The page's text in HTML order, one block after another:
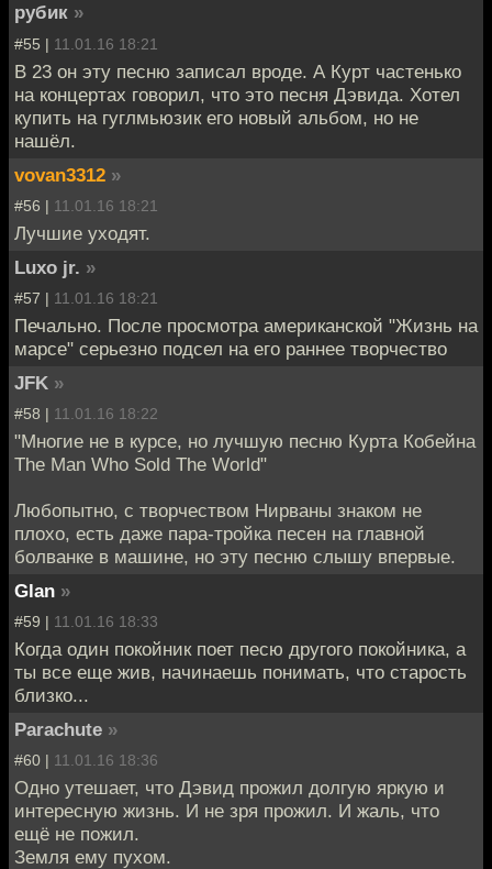
рубик »
#55 | 11.01.16 18:21
В 23 он эту песню записал вроде. А Курт частенько
на концертах говорил, что это песня Дэвида. Хотел
купить на гуглмьюзик его новый альбом, но не
нашёл.
vovan3312 »
#56 | 11.01.16 18:21
Лучшие уходят.
Luxo jr. »
#57 | 11.01.16 18:21
Печально. После просмотра американской "Жизнь на
марсе" серьезно подсел на его раннее творчество
JFK »
#58 | 11.01.16 18:22
"Многие не в курсе, но лучшую песню Курта Кобейна
The Man Who Sold The World"
Любопытно, с творчеством Нирваны знаком не
плохо, есть даже пара-тройка песен на главной
болванке в машине, но эту песню слышу впервые.
Glan »
#59 | 11.01.16 18:33
Когда один покойник поет песю другого покойника, а
ты все еще жив, начинаешь понимать, что старость
близко...
Parachute »
#60 | 11.01.16 18:36
Одно утешает, что Дэвид прожил долгую яркую и
интересную жизнь. И не зря прожил. И жаль, что
ещё не пожил.
Земля ему пухом.